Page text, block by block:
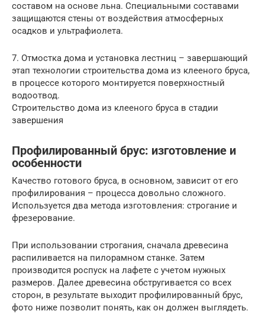
составом на основе льна. Специальными составами
защищаются стены от воздействия атмосферных
осадков и ультрафиолета.
7. Отмостка дома и установка лестниц – завершающий
этап технологии строительства дома из клееного бруса,
в процессе которого монтируется поверхностный
водоотвод.
Строительство дома из клееного бруса в стадии
завершения
Профилированный брус: изготовление и
особенности
Качество готового бруса, в основном, зависит от его
профилирования – процесса довольно сложного.
Используется два метода изготовления: строгание и
фрезерование.
При использовании строгания, сначала древесина
распиливается на пилорамном станке. Затем
производится роспуск на лафете с учетом нужных
размеров. Далее древесина обстругивается со всех
сторон, в результате выходит профилированный брус,
фото ниже позволит понять, как он должен выглядеть.